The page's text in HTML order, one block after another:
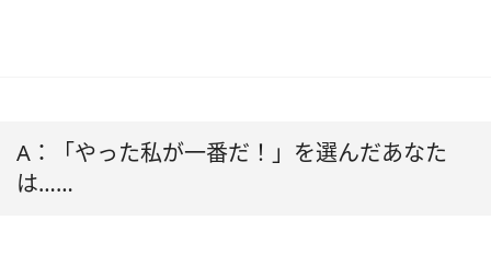
A：「やった私が一番だ！」を選んだあなた
は……